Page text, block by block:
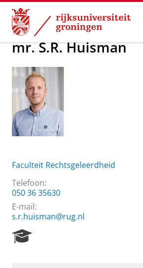
Skip
Content
Skip
Navigation
Over ons mr. S.R. Huisman
mr. S.R. Huisman
Faculteit Rechtsgeleerdheid
Telefoon:
050 36 35630
E-mail:
s.r.huisman@rug.nl